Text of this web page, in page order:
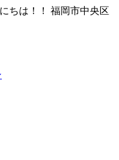
ちは！！ 福岡市中央区